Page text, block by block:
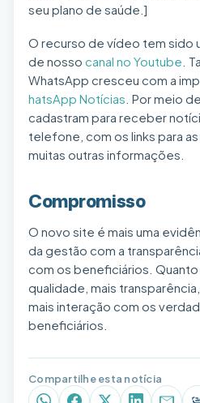
seu plano de saúde.]
O recurso de vídeo tem sido
de nosso canal no Youtube .
WhatsApp cresceu com a
hatsApp Notícias . Por meio
cadastram para receber
telefone, com os links para
muitas outras informações.
Compromisso
O novo site é mais uma
da gestão com a
com os beneficiários.
qualidade, mais
mais interação com os
beneficiários.
Compartilhe esta notícia